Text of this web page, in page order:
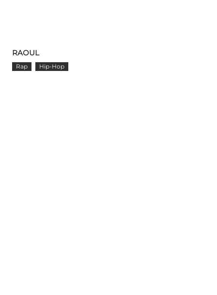
RAOUL
Rap Hip-Hop